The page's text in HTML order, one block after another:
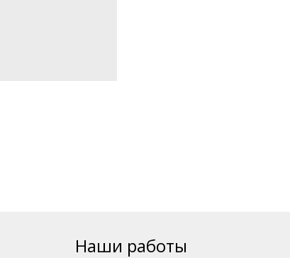
Наши работы